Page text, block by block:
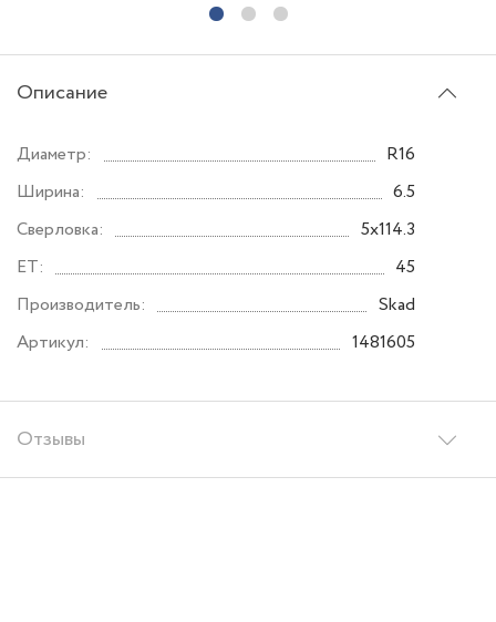
Описание
Отзывы
Диаметр:
R16
Ширина:
6.5
Сверловка:
5x114.3
ET:
45
Производитель:
Skad
Артикул:
1481605